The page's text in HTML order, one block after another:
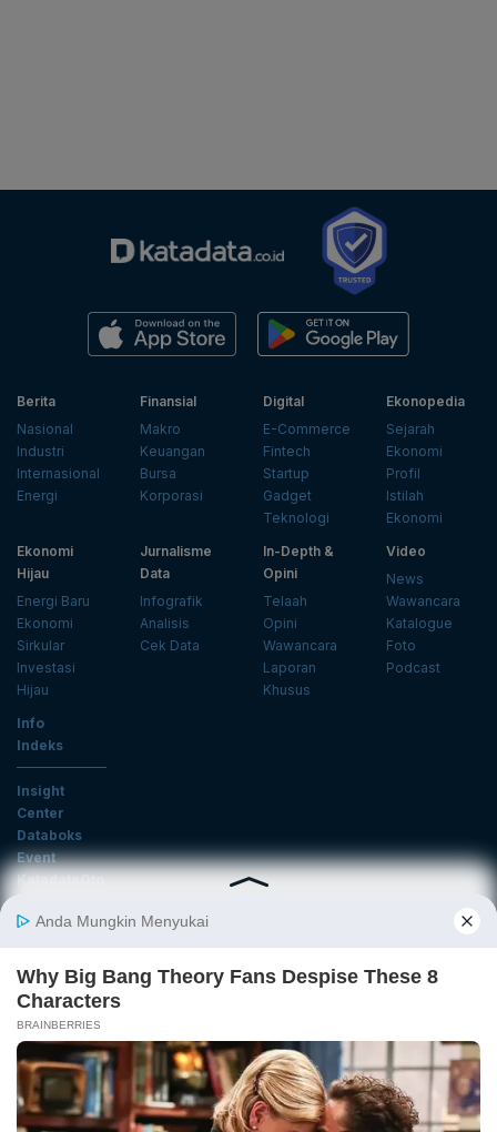
Berita
Nasional
Industri
Internasional
Energi
Finansial
Makro
Keuangan
Bursa
Korporasi
Digital
E-Commerce
Fintech
Startup
Gadget
Teknologi
Ekonopedia
Sejarah
Ekonomi
Profil
Istilah
Ekonomi
Ekonomi
Hijau
Energi Baru
Ekonomi
Sirkular
Investasi
Hijau
Jurnalisme
Data
Infografik
Analisis
Cek Data
In-Depth &
Opini
Telaah
Opini
Wawancara
Laporan
Khusus
Video
News
Wawancara
Katalogue
Foto
Podcast
Info
Indeks
Insight
Center
Databoks
Event
KatadataOto
Email
Daftar